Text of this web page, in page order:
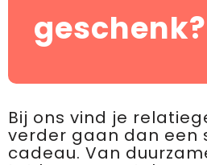
geschenk?
Bij ons vind je
verder gaan dan een
cadeau. Van